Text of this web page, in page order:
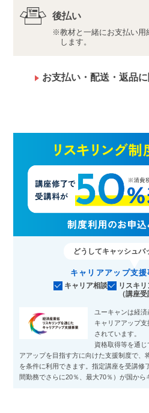
リ版、無料の簡易版Office、
互換ソフトには対応しており
Microsoft、Microsoft Office
Corporationの米国およびその
後払い
教材と一緒にお支払い
します。
お支払い・配送・返品
どうしてキャッシュバ
キャリアアップ支
キャリア相談
リスキ
（講座受
ユーキャンは経
キャリアアップ
されています。
資格取得等を通
アアップを目指す方に向けた支援制度で、
を条件に利用できます。指定講座を受講修
間勤務でさらに20％、最大70％）が国から